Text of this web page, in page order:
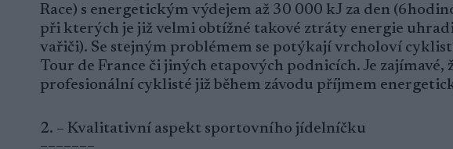
Race) s energetickým výdejem až 30 000 kJ za den
při kterých je již velmi obtížné takové ztráty energie
vařiči). Se stejným problémem se potýkají vrcholoví
Tour de France či jiných etapových podnicích. Je
profesionální cyklisté již během závodu příjmem
2. – Kvalitativní aspekt sportovního jídelníčku